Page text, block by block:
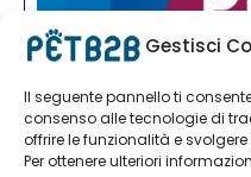
Gestisci
Il seguente pannello ti
consenso alle tecnologie di
offrire le funzionalità e
Per ottenere ulteriori